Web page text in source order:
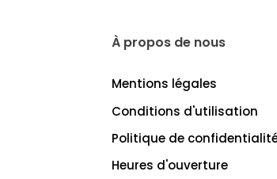
À propos de nous
Mentions légales
Conditions d'utilisation
Politique de
Heures d'ouverture